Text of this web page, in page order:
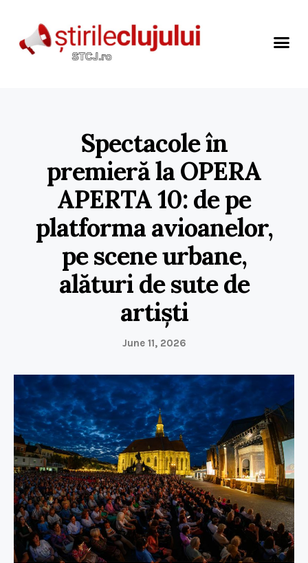
Spectacole în
premieră la OPERA
APERTA 10: de pe
platforma avioanelor,
pe scene urbane,
alături de sute de
artiști
June 11, 2026